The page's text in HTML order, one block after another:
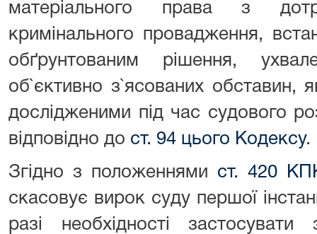
матеріального права з
кримінального провадження,
обґрунтованим рішення,
об`єктивно з`ясованих обставин,
дослідженими під час судового
відповідно до ст. 94 цього Кодексу.
Згідно з положеннями ст. 420
скасовує вирок суду першої
разі необхідності